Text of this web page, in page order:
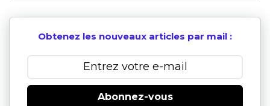
Obtenez les nouveaux articles par mail :
Abonnez-vous